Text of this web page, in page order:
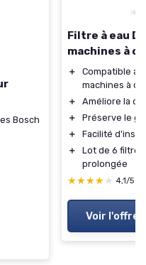
Bosch
Filtre à eau
machines à
＋
Compatible
machines à
＋
Améliore la
＋
Préserve le
＋
Facilité
＋
Lot de 6
prolongée
★★★★★
★★★★★ 4,1/5
Voir l'offre